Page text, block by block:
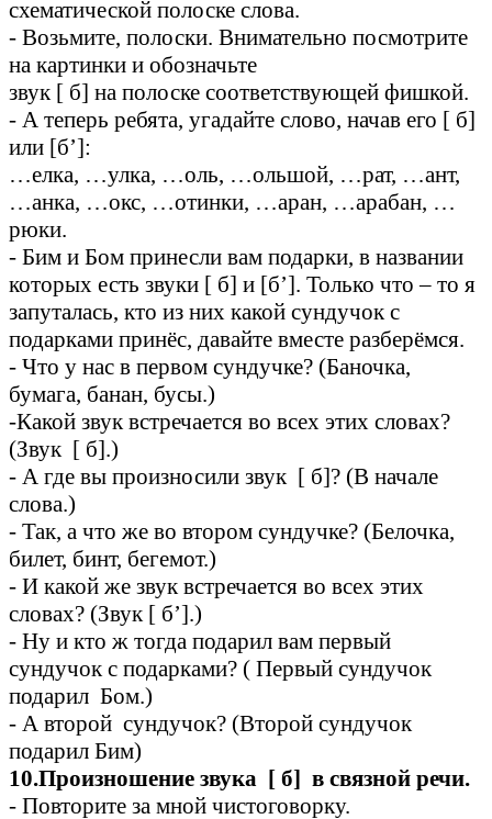
схематической полоске слова.
- Возьмите, полоски. Внимательно посмотрите
на картинки и обозначьте
звук [ б] на полоске соответствующей фишкой.
- А теперь ребята, угадайте слово, начав его [ б]
или [б’]:
…елка, …улка, …оль, …ольшой, …рат, …ант,
…анка, …окс, …отинки, …аран, …арабан, …
рюки.
- Бим и Бом принесли вам подарки, в названии
которых есть звуки [ б] и [б’]. Только что – то я
запуталась, кто из них какой сундучок с
подарками принёс, давайте вместе разберёмся.
- Что у нас в первом сундучке? (Баночка,
бумага, банан, бусы.)
-Какой звук встречается во всех этих словах?
(Звук [ б].)
- А где вы произносили звук [ б]? (В начале
слова.)
- Так, а что же во втором сундучке? (Белочка,
билет, бинт, бегемот.)
- И какой же звук встречается во всех этих
словах? (Звук [ б’].)
- Ну и кто ж тогда подарил вам первый
сундучок с подарками? ( Первый сундучок
подарил Бом.)
- А второй сундучок? (Второй сундучок
подарил Бим)
10.Произношение звука [ б] в связной речи.
- Повторите за мной чистоговорку.